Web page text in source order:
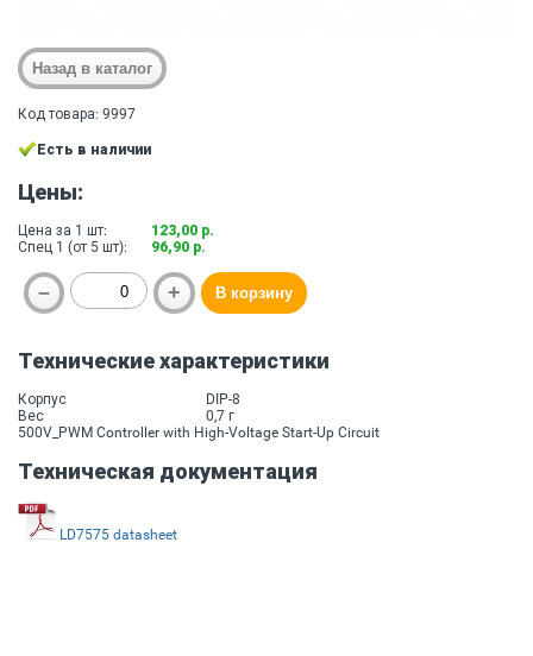
Код товара: 9997
Есть в наличии
Цены:
Цена за 1 шт:
123,00 р.
Спец 1 (от 5 шт):
96,90 р.
Технические характеристики
Корпус
DIP-8
Вес
0,7 г
500V_PWM Controller with High-Voltage Start-Up Circuit
Техническая документация
LD7575 datasheet